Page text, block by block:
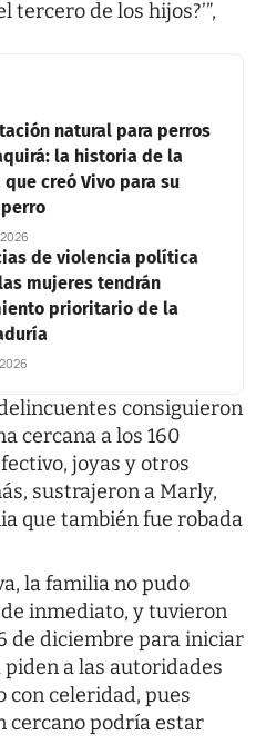
tercero de los hijos?’”,
natural para perros
la historia de la
creó Vivo para su
de violencia política
mujeres tendrán
prioritario de la
consiguieron
cercana a los 160
joyas y otros
sustrajeron a Marly,
que también fue robada
la familia no pudo
inmediato, y tuvieron
de diciembre para iniciar
a las autoridades
con celeridad, pues
cercano podría estar